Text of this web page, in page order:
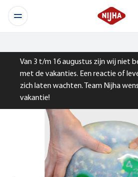
Van 3 t/m 16 augustus zijn wij niet
met de vakanties. Een reactie of
zich laten wachten. Team Nijha
vakantie!